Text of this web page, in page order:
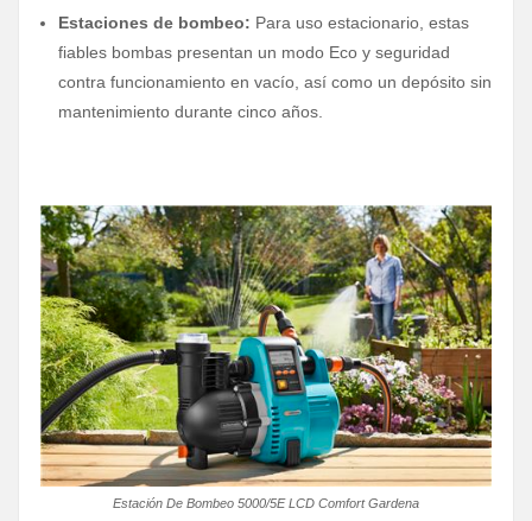
Estaciones de bombeo: Para uso estacionario, estas
fiables bombas presentan un modo Eco y seguridad
contra funcionamiento en vacío, así como un depósito sin
mantenimiento durante cinco años.
Estación De Bombeo 5000/5E LCD Comfort Gardena